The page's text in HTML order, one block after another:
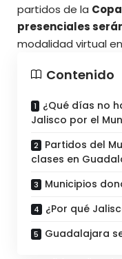
partidos de la
presenciales
modalidad virtual
Contenido
¿Qué días no
Jalisco por el
Partidos del
clases en
Municipios
¿Por qué
Guadalajara